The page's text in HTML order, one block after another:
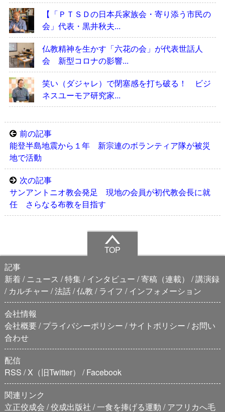
【「ＰＴＳＤの日本兵家族会・寄り添う市民の
会」代表・黒井秋夫...
仏教精神を生かす「六花の会」が代表世話人
会 新型コロナの影響...
笑い（ダジャレ）で閉塞感を打ち破る！ ビジ
ネスユーモア研究家...
前の記事
能登半島地震から１年 新宗連のボランティア隊が被災
地で活動
次の記事
サンアントニオ教会発足 現地の会員が初代教会長に就
任 さらなる布教を目指す
TOP
記事
新着
ニュース 特集 インタビュー 寄稿（連載）
講演録
カルチャー 法話 仏教 ライフ
インフォメーション
会社情報
会社概要 プライバシーポリシー サイトポリシー
お問い
合わせ
配信
RSS X（旧Twitter）
Facebook
関連リンク
立正佼成会 佼成出版社 一食を捧げる運動 アフリカへ毛